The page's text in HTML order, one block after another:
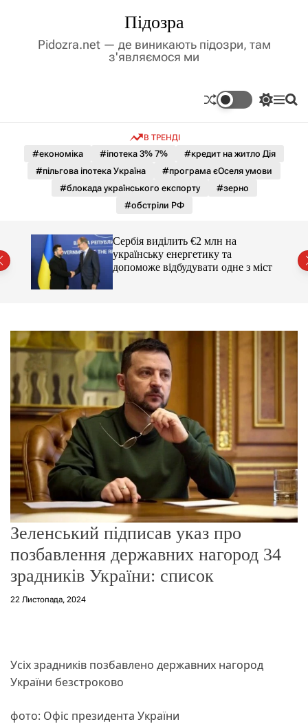
Підозра
Pidozra.net — де виникають підозри, там
з'являємося ми
П
м
к
а
р
М П
В ТРЕНДІ
#економіка #іпотека 3% 7%
#кредит на житло Дія
#пільгова іпотека Україна
#програма єОселя умови
#блокада українського експорту
#зерно
#обстріли РФ
Сербія виділить €2 млн на
українську енергетику та
допоможе відбудувати одне з міст
Зеленський підписав указ про
позбавлення державних нагород 34
зрадників України: список
22 Листопада, 2024
Усіх зрадників позбавлено державних нагород
України безстроково
фото: Офіс президента України